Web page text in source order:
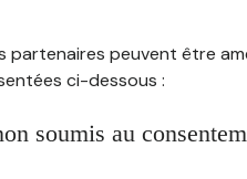
partenaires peuvent être
ci-dessous :
soumis au